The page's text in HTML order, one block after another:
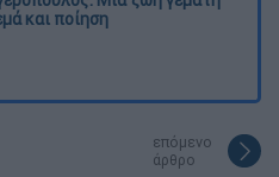
και ποίηση
επόμενο
άρθρο